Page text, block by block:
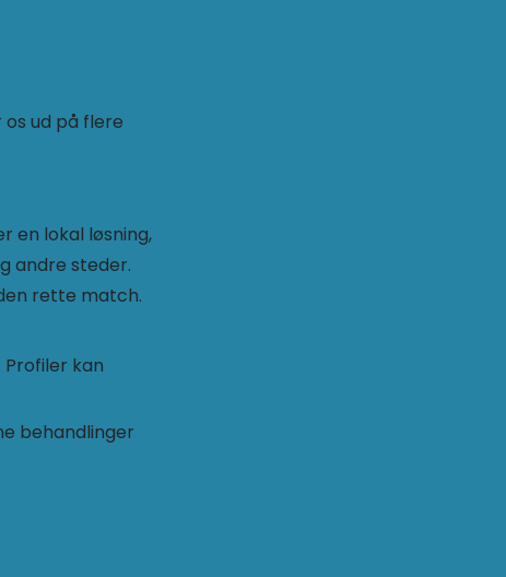
ud på flere
en lokal løsning,
andre steder.
rette match.
. Profiler kan
behandlinger